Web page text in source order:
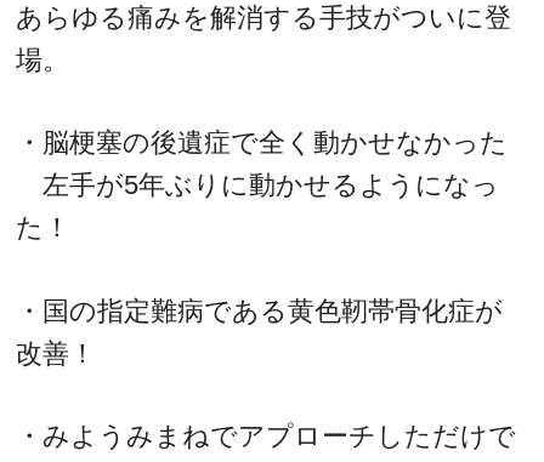
あらゆる痛みを解消する手技がついに登
場。
・脳梗塞の後遺症で全く動かせなかった
左手が5年ぶりに動かせるようになっ
た！
・国の指定難病である黄色靭帯骨化症が
改善！
・みようみまねでアプローチしただけで